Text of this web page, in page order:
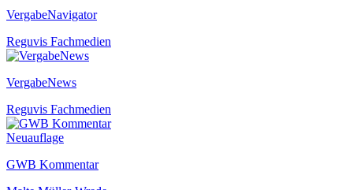
VergabeNavigator
Reguvis Fachmedien
VergabeNews
Reguvis Fachmedien
Neuauflage
GWB Kommentar